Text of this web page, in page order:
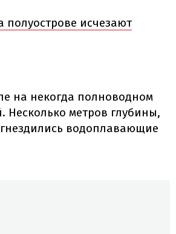
полуострове исчезают
на некогда полноводном
Несколько метров глубины,
водоплавающие